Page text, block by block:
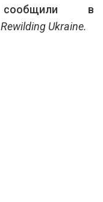
сообщили в
Rewilding Ukraine.